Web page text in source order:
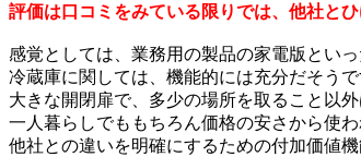
評価は口コミをみている限りでは、他社と
感覚としては、業務用の製品の家電版とい
冷蔵庫に関しては、機能的には充分だそうで
大きな開閉扉で、多少の場所を取ること以
一人暮らしでももちろん価格の安さから使
他社との違いを明確にするための付加価値機